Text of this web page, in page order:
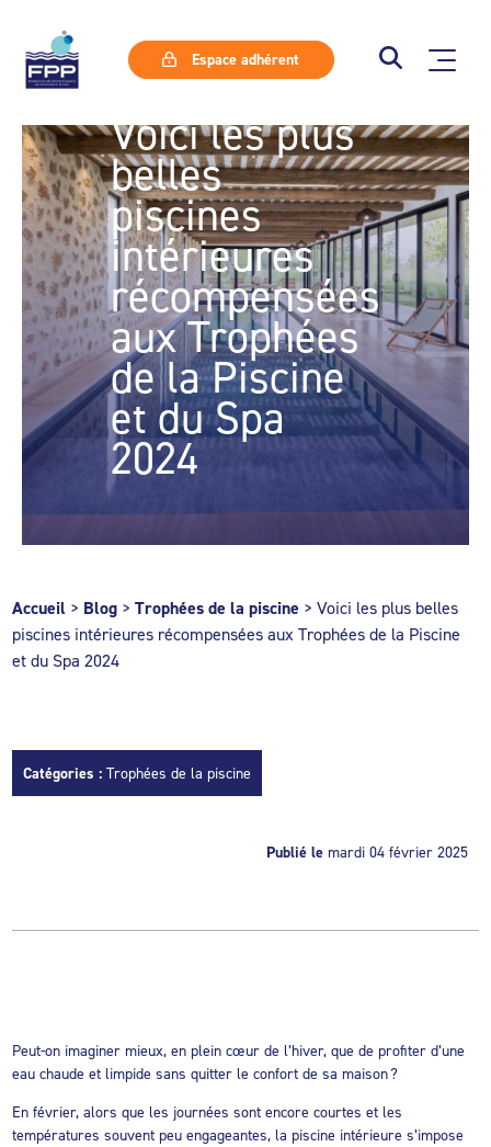
Espace adhérent
Voici les plus
belles
piscines
intérieures
récompensées
aux Trophées
de la Piscine
et du Spa
2024
Accueil > Blog >Trophées de la piscine >Voici les plus belles
piscines intérieures récompensées aux Trophées de la Piscine
et du Spa 2024
Catégories :Trophées de la piscine
Publié le mardi 04 février 2025
Peut-on imaginer mieux, en plein cœur de l’hiver, que de profiter d’une
eau chaude et limpide sans quitter le confort de sa maison ?
En février, alors que les journées sont encore courtes et les
températures souvent peu engageantes, la piscine intérieure s’impose